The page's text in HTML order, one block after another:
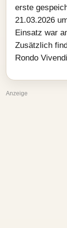
erste
21.03.2026
Einsatz war
Zusätzlich
Rondo
Anzeige